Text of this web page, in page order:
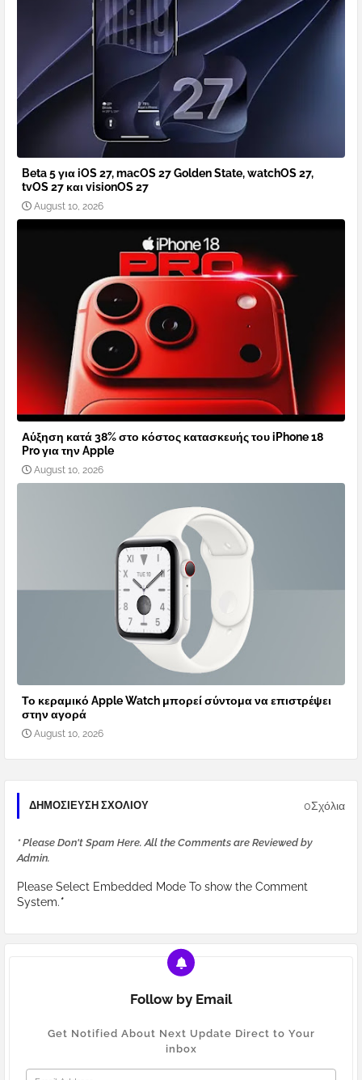
Beta 5 για iOS 27, macOS 27 Golden State, watchOS 27,
tvOS 27 και visionOS 27
August 10, 2026
Αύξηση κατά 38% στο κόστος κατασκευής του iPhone 18
Pro για την Apple
August 10, 2026
Το κεραμικό Apple Watch μπορεί σύντομα να επιστρέψει
στην αγορά
August 10, 2026
ΔΗΜΟΣΊΕΥΣΗ ΣΧΟΛΊΟΥ 0Σχόλια
* Please Don't Spam Here. All the Comments are Reviewed by
Admin.
Please Select Embedded Mode To show the Comment
System.*
Follow by Email
Get Notified About Next Update Direct to Your
inbox